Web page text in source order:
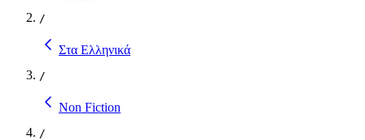
/
Στα Ελληνικά
/
Non Fiction
/